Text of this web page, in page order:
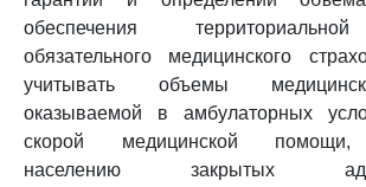
обеспечения
обязательного медицинского
учитывать объемы
оказываемой в амбулаторных
скорой медицинской помощи,
населению закрытых